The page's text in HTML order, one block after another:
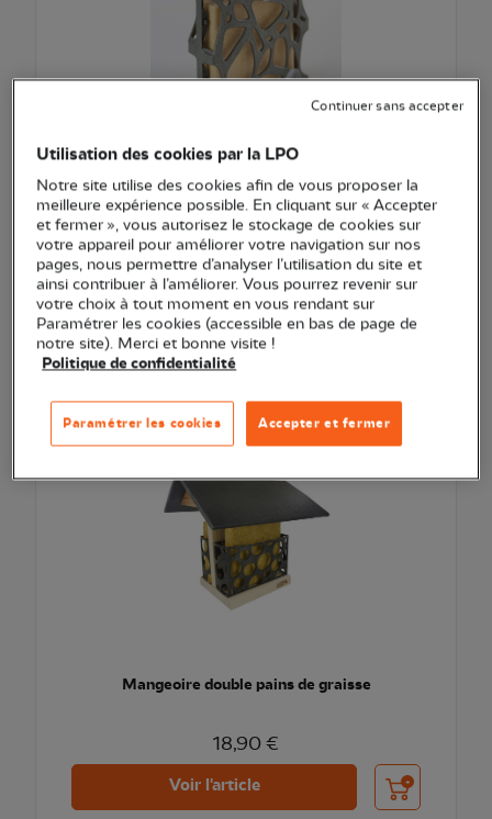
EXCLU WEB
Distributeur pain de graisse Anna pour fenêtre
8,90 €
Voir l'article Ajouter au
Mangeoire double pains de graisse
18,90 €
Voir l'article Ajouter au
Utilisation des cookies par la LPO
Notre site utilise des cookies afin de vous proposer la
meilleure expérience possible. En cliquant sur « Accepter
et fermer », vous autorisez le stockage de cookies sur
votre appareil pour améliorer votre navigation sur nos
pages, nous permettre d’analyser l’utilisation du site et
ainsi contribuer à l’améliorer. Vous pourrez revenir sur
votre choix à tout moment en vous rendant sur
Paramétrer les cookies (accessible en bas de page de
notre site). Merci et bonne visite !
Politique de confidentialité
Accepter et fermer
Paramétrer les cookies
Continuer sans accepter